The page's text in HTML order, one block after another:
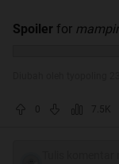
Spoiler for mampir
7.5K